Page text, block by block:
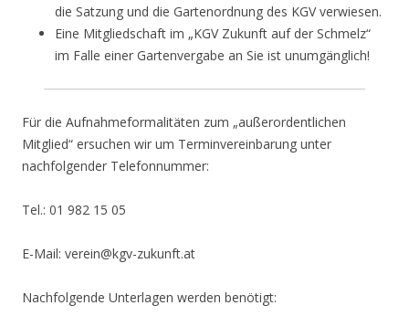
die Satzung und die Gartenordnung des KGV verwiesen.
Eine Mitgliedschaft im „KGV Zukunft auf der Schmelz“
im Falle einer Gartenvergabe an Sie ist unumgänglich!
Für die Aufnahmeformalitäten zum „außerordentlichen
Mitglied“ ersuchen wir um Terminvereinbarung unter
nachfolgender Telefonnummer:
Tel.: 01 982 15 05
E-Mail: verein@kgv-zukunft.at
Nachfolgende Unterlagen werden benötigt: